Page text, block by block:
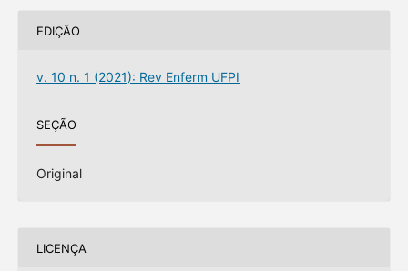
EDIÇÃO
v. 10 n. 1 (2021): Rev Enferm UFPI
SEÇÃO
Original
LICENÇA